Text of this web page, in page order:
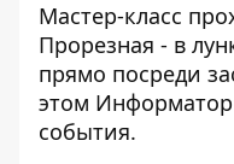
Мастер-класс
Прорезная - в
прямо посреди
этом Информатор
события.